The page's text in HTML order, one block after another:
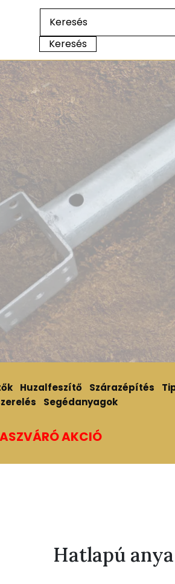
Huzalfeszítő Szárazépítés
Segédanyagok
AKCIÓ
Hatlapú